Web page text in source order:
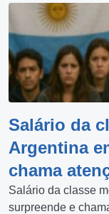
Salário da
Argentina
chama
Salário da classe
surpreende e